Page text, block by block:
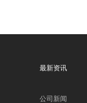
最新资讯
公司新闻